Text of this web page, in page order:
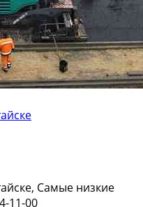
Самые низкие
11-00